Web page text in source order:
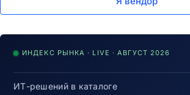
ИНДЕКС РЫНКА · LIVE · АВГУСТ 2026
ИТ-решений в каталоге